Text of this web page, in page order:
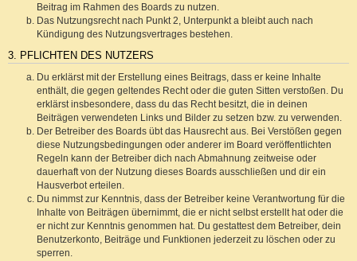
Beitrag im Rahmen des Boards zu nutzen.
Das Nutzungsrecht nach Punkt 2, Unterpunkt a bleibt auch nach
Kündigung des Nutzungsvertrages bestehen.
3. PFLICHTEN DES NUTZERS
Du erklärst mit der Erstellung eines Beitrags, dass er keine Inhalte
enthält, die gegen geltendes Recht oder die guten Sitten verstoßen. Du
erklärst insbesondere, dass du das Recht besitzt, die in deinen
Beiträgen verwendeten Links und Bilder zu setzen bzw. zu verwenden.
Der Betreiber des Boards übt das Hausrecht aus. Bei Verstößen gegen
diese Nutzungsbedingungen oder anderer im Board veröffentlichten
Regeln kann der Betreiber dich nach Abmahnung zeitweise oder
dauerhaft von der Nutzung dieses Boards ausschließen und dir ein
Hausverbot erteilen.
Du nimmst zur Kenntnis, dass der Betreiber keine Verantwortung für die
Inhalte von Beiträgen übernimmt, die er nicht selbst erstellt hat oder die
er nicht zur Kenntnis genommen hat. Du gestattest dem Betreiber, dein
Benutzerkonto, Beiträge und Funktionen jederzeit zu löschen oder zu
sperren.